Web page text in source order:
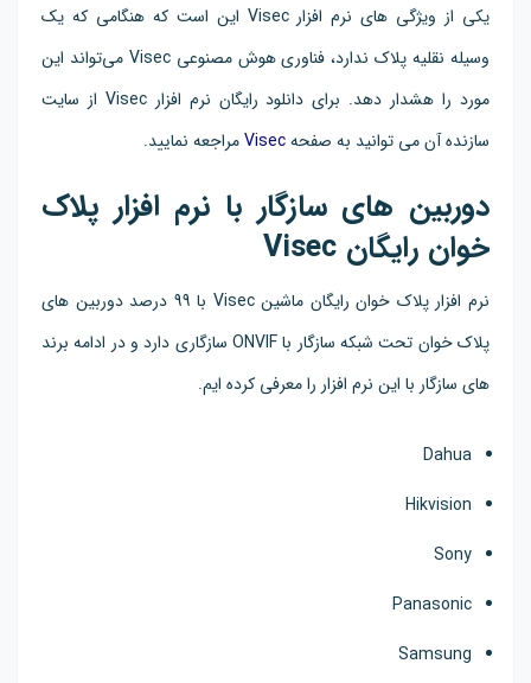
یکی از ویژگی های نرم افزار Visec این است که هنگامی که یک
وسیله نقلیه پلاک ندارد، فناوری هوش مصنوعی Visec می‌تواند این
مورد را هشدار دهد. برای دانلود رایگان نرم افزار Visec از سایت
سازنده آن می توانید به صفحهVisecمراجعه نمایید.
دوربین های سازگار با نرم افزار پلاک
خوان رایگان Visec
نرم افزار پلاک خوان رایگان ماشین Visec با 99 درصد دوربین های
پلاک خوان تحت شبکه سازگار با ONVIF سازگاری دارد و در ادامه برند
های سازگار با این نرم افزار را معرفی کرده ایم.
Dahua
Hikvision
Sony
Panasonic
Samsung